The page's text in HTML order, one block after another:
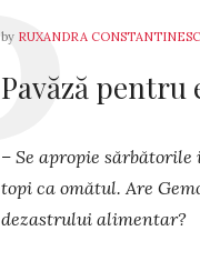
by RUXANDRA
Pavăză pentru
– Se apropie
topi ca omătul. Are
dezastrului alimentar?